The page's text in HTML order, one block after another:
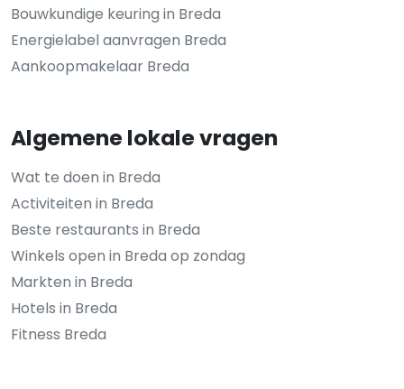
Bouwkundige keuring in Breda
Energielabel aanvragen Breda
Aankoopmakelaar Breda
Algemene lokale vragen
Wat te doen in Breda
Activiteiten in Breda
Beste restaurants in Breda
Winkels open in Breda op zondag
Markten in Breda
Hotels in Breda
Fitness Breda